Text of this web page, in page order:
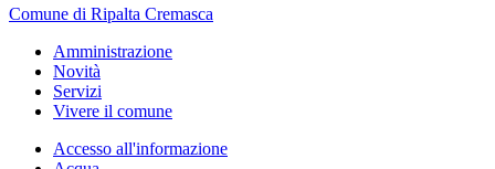
Comune di Ripalta Cremasca
Amministrazione
Novità
Servizi
Vivere il comune
Accesso all'informazione